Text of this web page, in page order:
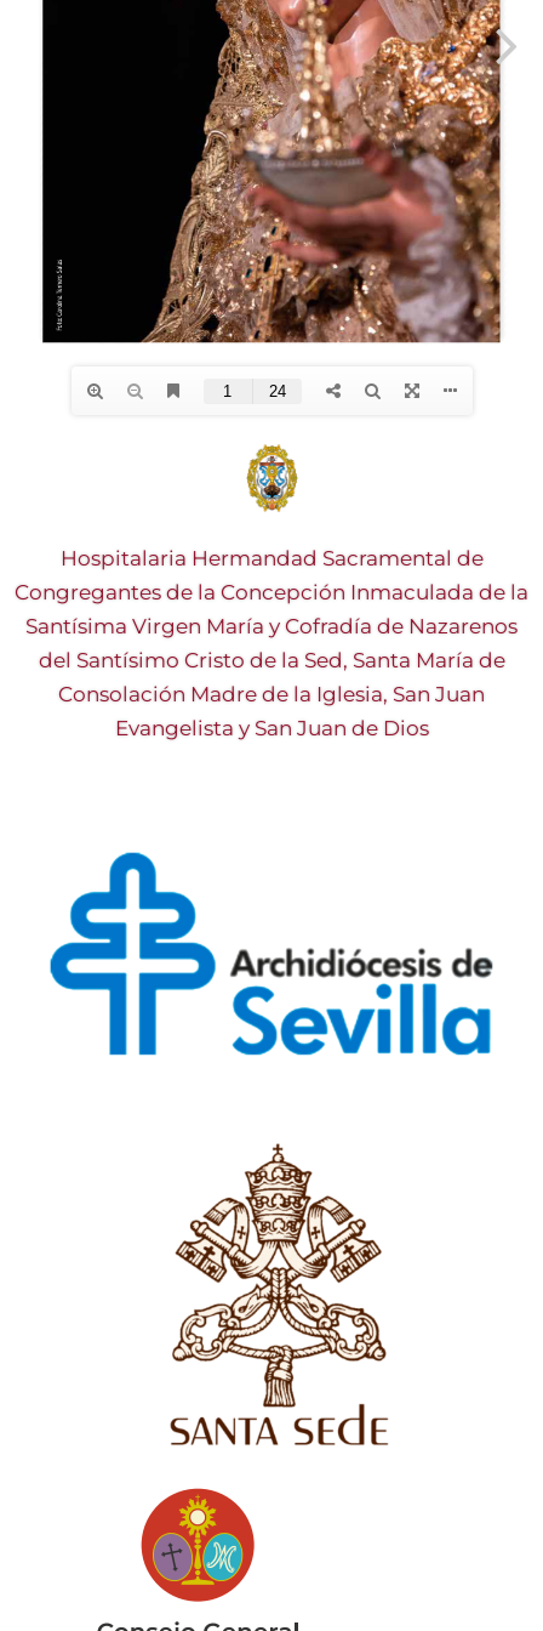
Hospitalaria Hermandad Sacramental de
Congregantes de la Concepción Inmaculada de la
Santísima Virgen María y Cofradía de Nazarenos
del Santísimo Cristo de la Sed, Santa María de
Consolación Madre de la Iglesia, San Juan
Evangelista y San Juan de Dios